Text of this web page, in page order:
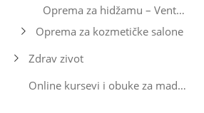
Oprema za hidžamu – Ventuze, pištolji, setovi, gaze i pribor
Oprema za kozmetičke salone
Zdrav zivot
Online kursevi i obuke za maderoterapiju